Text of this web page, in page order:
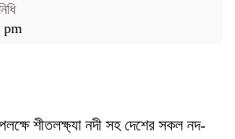
pm
শীতলক্ষ্যা নদী সহ দেশের সকল নদ-